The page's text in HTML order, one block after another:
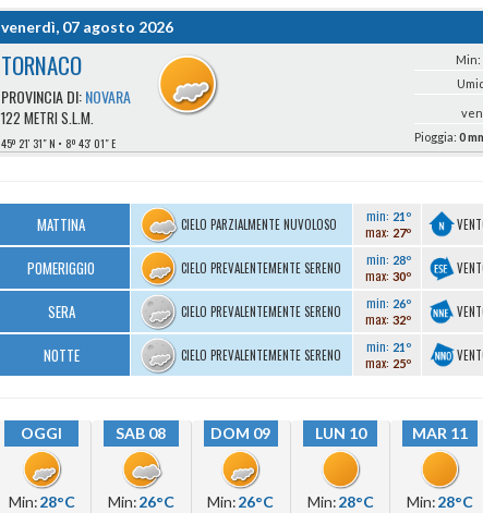
venerdì, 07 agosto 2026
TORNACO
PROVINCIA DI:NOVARA
122 METRI S.L.M.
45º 21′ 31″ N 8º 43′ 01″ E
Min:
Pioggia:0
MATTINA CIELO PARZIALMENTE NUVOLOSO min: 21º
max: 27º
POMERIGGIO CIELO PREVALENTEMENTE SERENO min: 28º
max: 30º
SERA CIELO PREVALENTEMENTE SERENO min: 26º
max: 32º
NOTTE CIELO PREVALENTEMENTE SERENO min: 21º
max: 25º
OGGI
Min:28°C
SAB 08
Min:26°C
DOM 09
Min:26°C
LUN 10
Min:28°C
MAR 11
Min:28°C